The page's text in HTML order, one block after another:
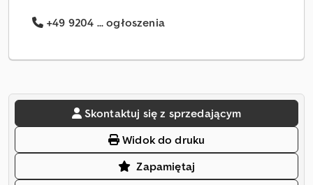
+49 9204 ... ogłoszenia
Skontaktuj się z sprzedającym
Widok do druku
Zapamiętaj